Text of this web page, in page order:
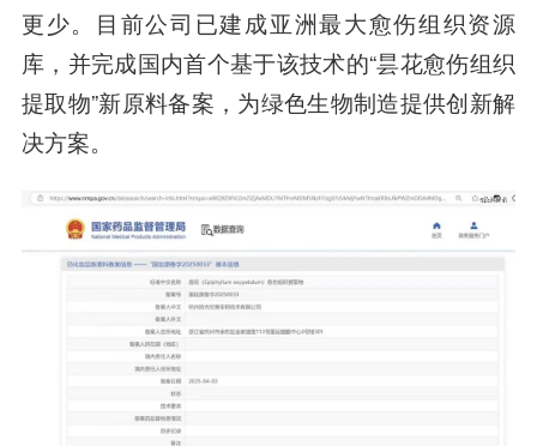
更少。目前公司已建成亚洲最大愈伤组织资源
库，并完成国内首个基于该技术的“昙花愈伤组织
提取物”新原料备案，为绿色生物制造提供创新解
决方案。